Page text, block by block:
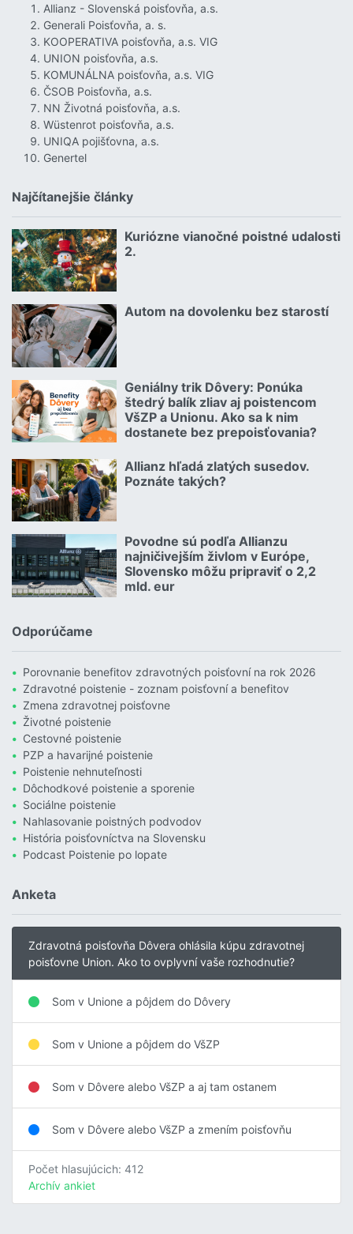
Allianz - Slovenská poisťovňa, a.s.
Generali Poisťovňa, a. s.
KOOPERATIVA poisťovňa, a.s. VIG
UNION poisťovňa, a.s.
KOMUNÁLNA poisťovňa, a.s. VIG
ČSOB Poisťovňa, a.s.
NN Životná poisťovňa, a.s.
Wüstenrot poisťovňa, a.s.
UNIQA pojišťovna, a.s.
Genertel
Najčítanejšie články
Kuriózne vianočné poistné udalosti
2.
18.12.2024 | | redakcia
Autom na dovolenku bez starostí
02.07.2026 |
Geniálny trik Dôvery: Ponúka
štedrý balík zliav aj poistencom
VšZP a Unionu. Ako sa k nim
dostanete bez prepoisťovania?
06.07.2026 | | redakcia
Allianz hľadá zlatých susedov.
Poznáte takých?
08.07.2026 |
Povodne sú podľa Allianzu
najničivejším živlom v Európe,
Slovensko môžu pripraviť o 2,2
mld. eur
23.07.2026 |
Odporúčame
Porovnanie benefitov zdravotných poisťovní na rok 2026
Zdravotné poistenie - zoznam poisťovní a benefitov
Zmena zdravotnej poisťovne
Životné poistenie
Cestovné poistenie
PZP a havarijné poistenie
Poistenie nehnuteľnosti
Dôchodkové poistenie a sporenie
Sociálne poistenie
Nahlasovanie poistných podvodov
História poisťovníctva na Slovensku
Podcast Poistenie po lopate
Anketa
Zdravotná poisťovňa Dôvera ohlásila kúpu zdravotnej
poisťovne Union. Ako to ovplyvní vaše rozhodnutie?
Som v Unione a pôjdem do Dôvery
Som v Unione a pôjdem do VšZP
Som v Dôvere alebo VšZP a aj tam ostanem
Som v Dôvere alebo VšZP a zmením poisťovňu
Počet hlasujúcich: 412
Archív ankiet